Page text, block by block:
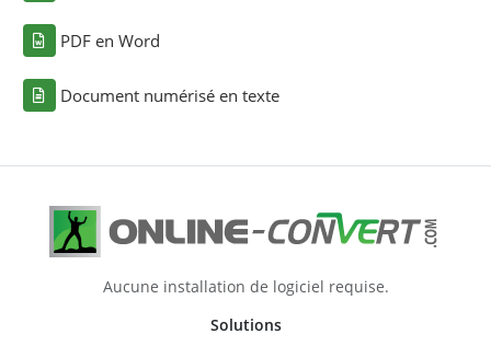
PDF en Word
Document numérisé en texte
Aucune installation de logiciel requise.
Solutions